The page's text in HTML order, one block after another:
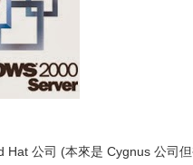
公司 (本來是 Cygnus 公司